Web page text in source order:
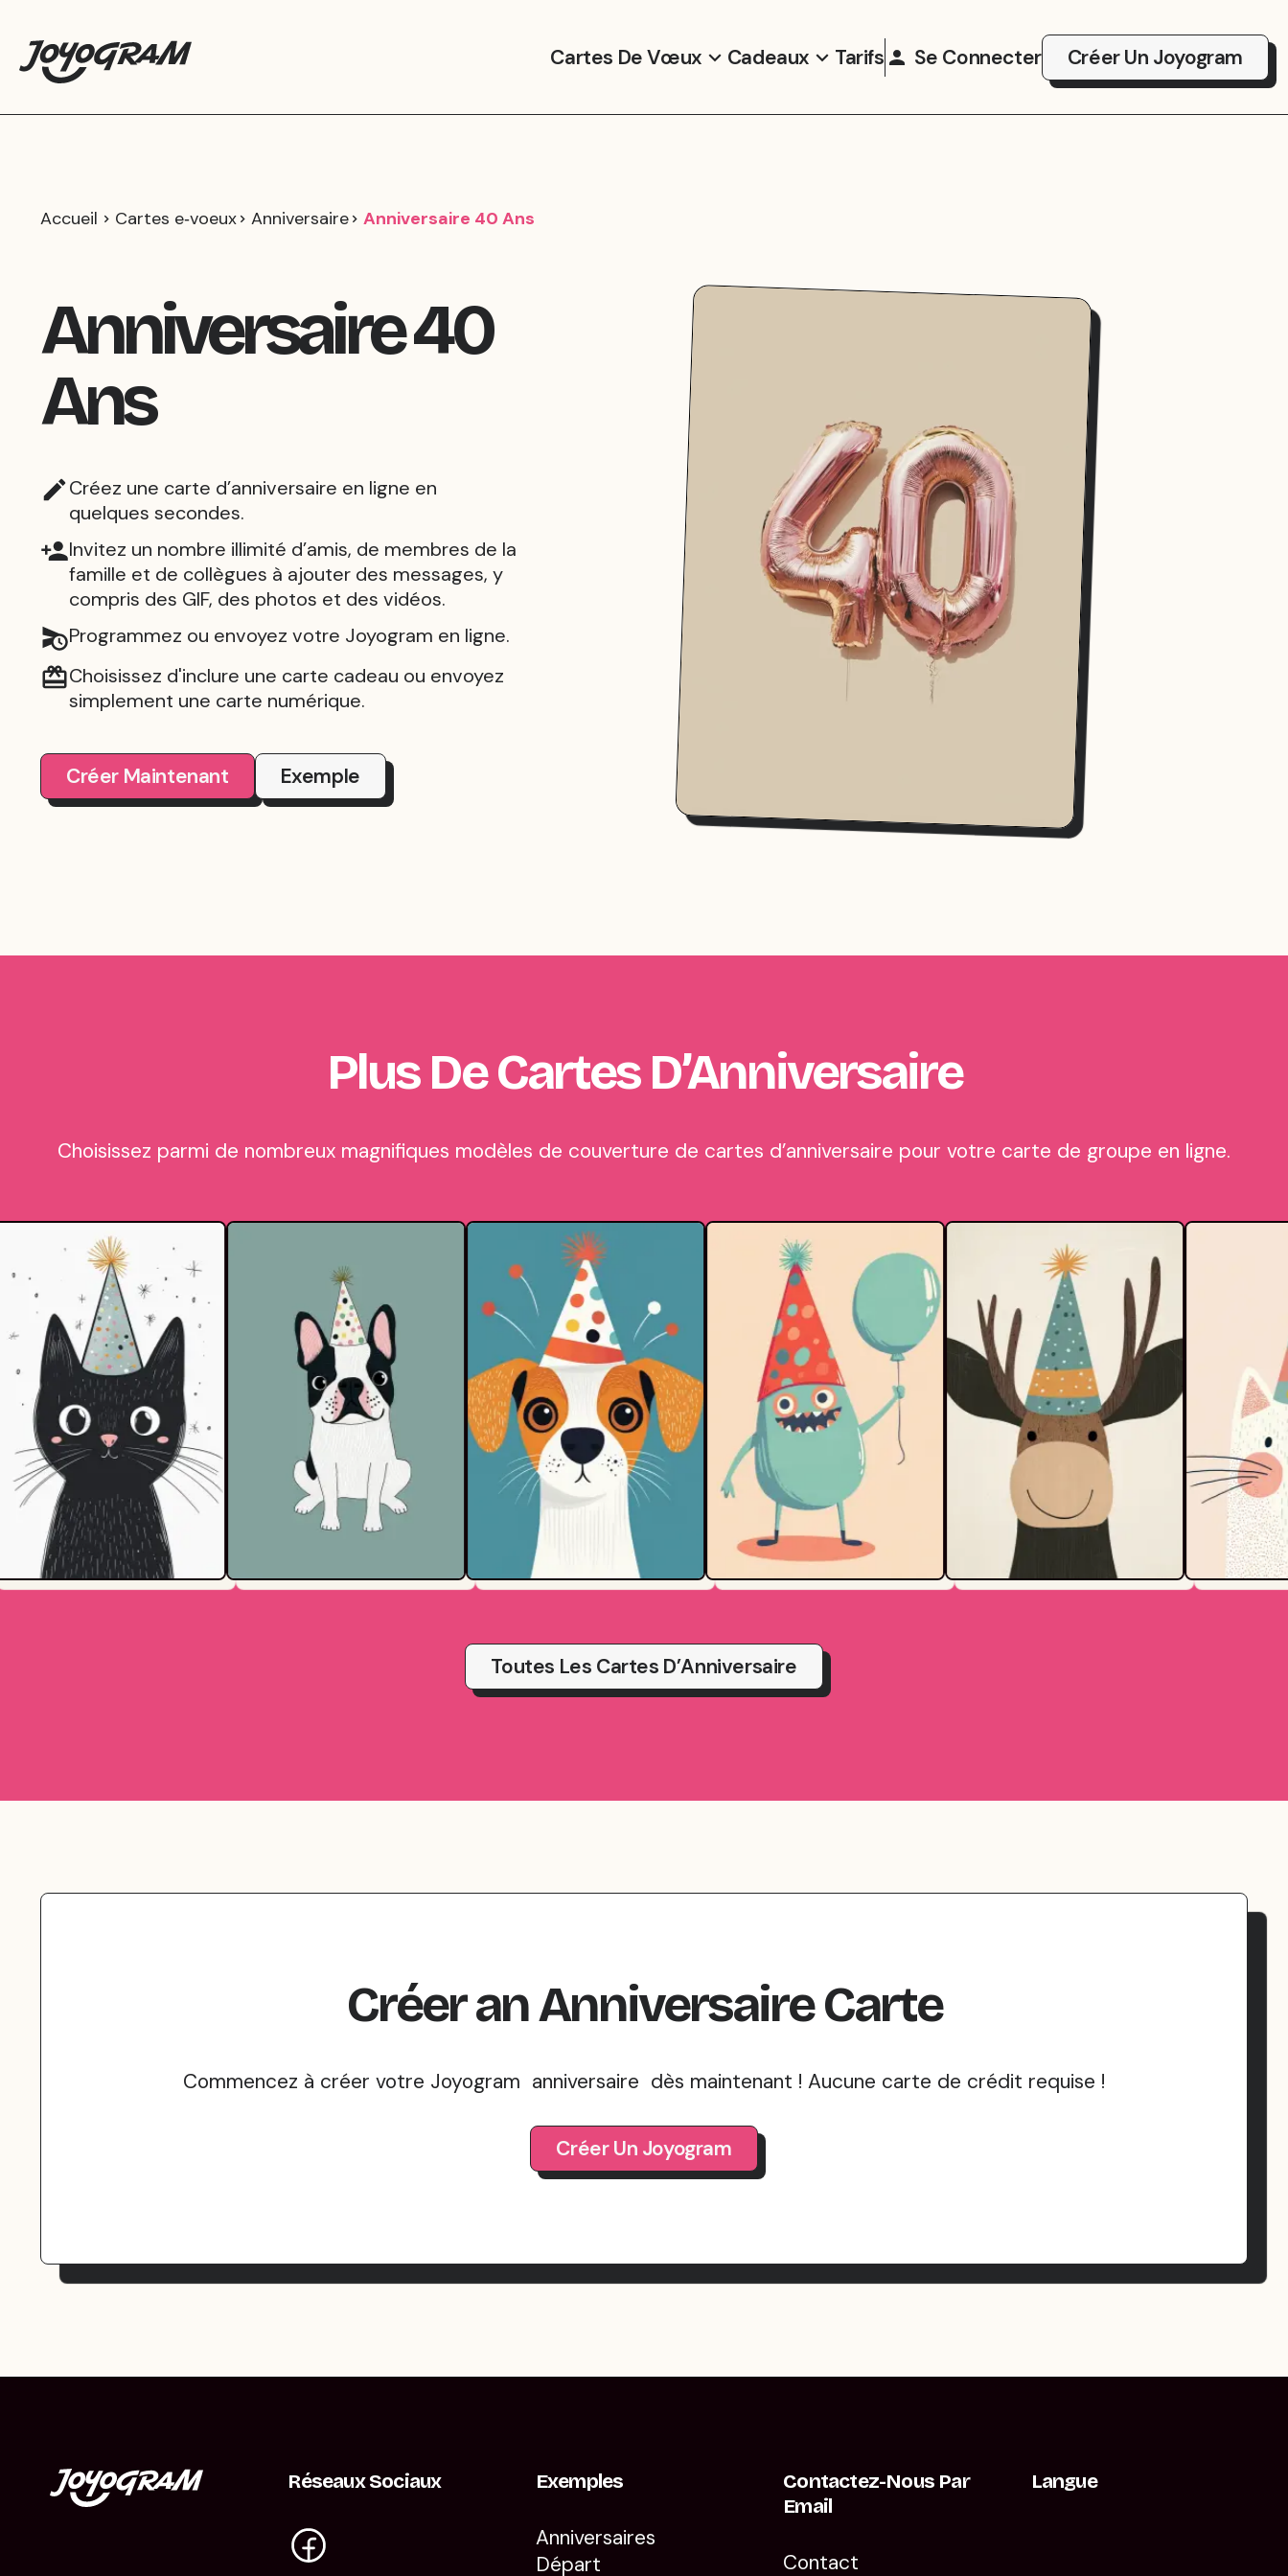
Cartes De Vœux Cadeaux Tarifs Se Connecter Créer Un Joyogram
Accueil Cartes e‑voeux Anniversaire Anniversaire 40 Ans
Anniversaire 40
Ans
Créez une carte d’anniversaire en ligne en
quelques secondes.
Invitez un nombre illimité d’amis, de membres de la
famille et de collègues à ajouter des messages, y
compris des GIF, des photos et des vidéos.
Programmez ou envoyez votre Joyogram en ligne.
Choisissez d'inclure une carte cadeau ou envoyez
simplement une carte numérique.
Créer Maintenant Exemple
Plus De Cartes D’Anniversaire
Choisissez parmi de nombreux magnifiques modèles de couverture de cartes d’anniversaire pour votre carte de groupe en ligne.
Toutes Les Cartes D’Anniversaire
CréeranAnniversaireCarte
Commencez à créer votre Joyogram anniversaire dès maintenant ! Aucune carte de crédit requise !
Créer Un Joyogram
Réseaux Sociaux Exemples
Anniversaires
Départ
Contactez-Nous Par
Email
Contact
Langue